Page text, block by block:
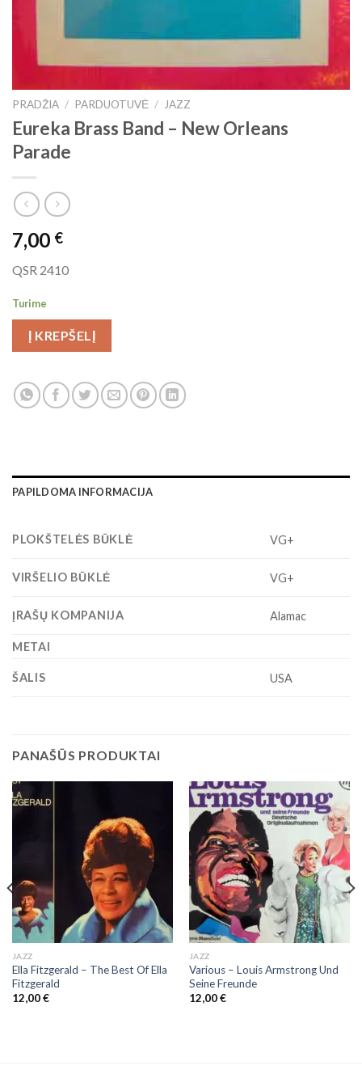
PRADŽIA / PARDUOTUVĖ / JAZZ
Eureka Brass Band ‎– New Orleans
Parade
7,00 €
QSR 2410
Turime
Į KREPŠELĮ
PAPILDOMA INFORMACIJA
PLOKŠTELĖS BŪKLĖ VG+
VIRŠELIO BŪKLĖ VG+
ĮRAŠŲ KOMPANIJA Alamac
METAI
ŠALIS USA
PANAŠŪS PRODUKTAI
JAZZ
Ella Fitzgerald ‎– The Best Of Ella
Fitzgerald
12,00€
JAZZ
Various – Louis Armstrong Und
Seine Freunde
12,00€